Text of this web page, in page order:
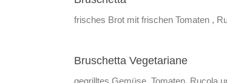
frisches Brot mit frischen Tomaten ,
Bruschetta Vegetariane
gegrilltes Gemüse, Tomaten, Rucola